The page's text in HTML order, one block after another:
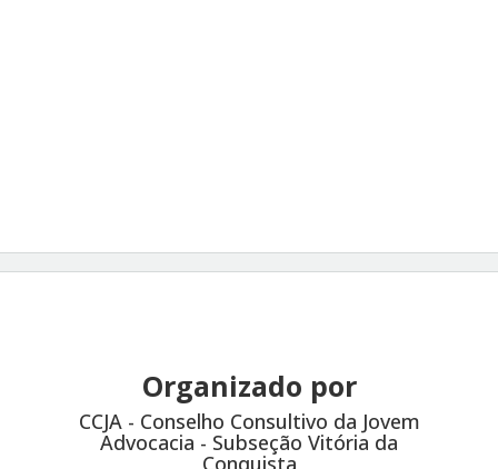
Organizado por
CCJA - Conselho Consultivo da Jovem
Advocacia - Subseção Vitória da
Conquista